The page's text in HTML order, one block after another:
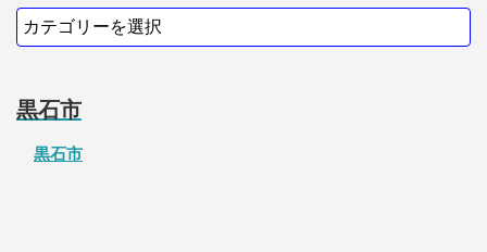
黒石市
黒石市